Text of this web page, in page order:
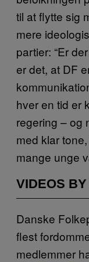
til at flytte sig
mere
partier: “Er
er det, at DF
hver en tid er
regering – og
med klar
mange unge
VIDEOS
Danske
flest
medlemmer